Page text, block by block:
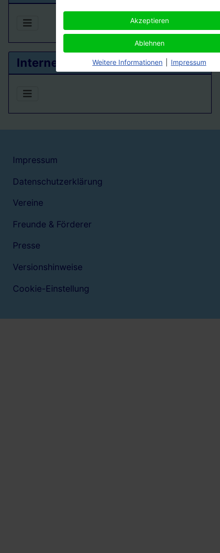
Interner Bereich
Impressum
Datenschutzerklärung
Vereine
Freunde & Förderer
Presse
Versionshinweise
Cookie-Einstellung
Akzeptieren
Ablehnen
Weitere Informationen Impressum